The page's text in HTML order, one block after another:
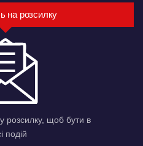
на розсилку
розсилку, щоб бути в
подій